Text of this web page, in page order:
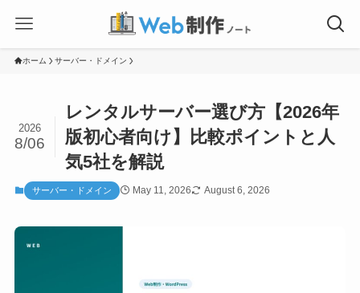
ホーム サーバー・ドメイン
レンタルサーバー選び方【2026年
版初心者向け】比較ポイントと人
気5社を解説
2026
8/06
サーバー・ドメイン May 11, 2026 August 6, 2026